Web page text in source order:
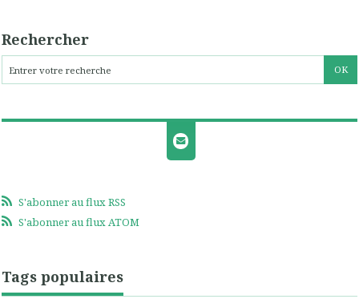
Rechercher
S'abonner au flux RSS
S'abonner au flux ATOM
Tags populaires